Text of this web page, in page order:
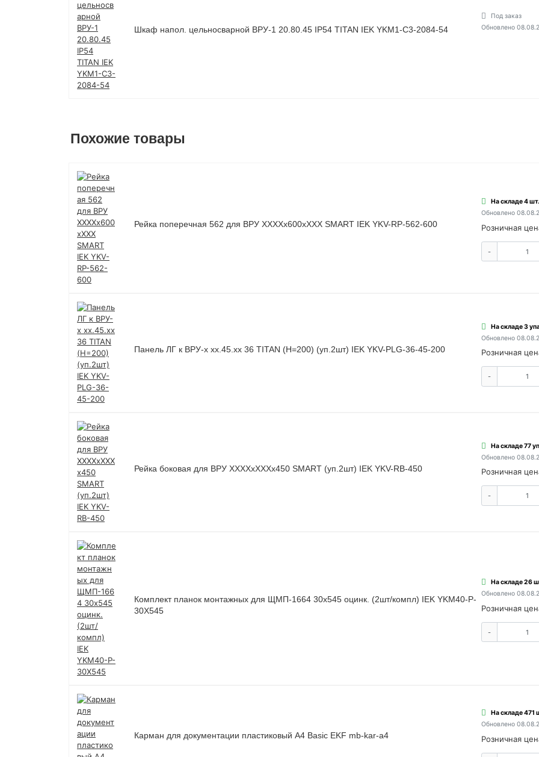
Шкаф напол. цельносварной ВРУ-1 20.80.45 IP54 TITAN IEK YKM1-C3-2084-54
Под заказ
Обновлено
Похожие товары
Рейка поперечная 562 для ВРУ ХХХХх600хХХХ SMART IEK YKV-RP-562-600
На складе 4 шт.
Обновлено
Розничная
-
Панель ЛГ к ВРУ-х хх.45.хх 36 TITAN (H=200) (уп.2шт) IEK YKV-PLG-36-45-200
На складе 3
Обновлено
Розничная
-
Рейка боковая для ВРУ ХХХХхХХХх450 SMART (уп.2шт) IEK YKV-RB-450
На складе 77
Обновлено
Розничная
-
Комплект планок монтажных для ЩМП-1664 30х545 оцинк. (2шт/компл) IEK YKM40-P-
30X545
На складе 26
Обновлено
Розничная
-
Карман для документации пластиковый А4 Basic EKF mb-kar-a4
На складе 471
Обновлено
Розничная